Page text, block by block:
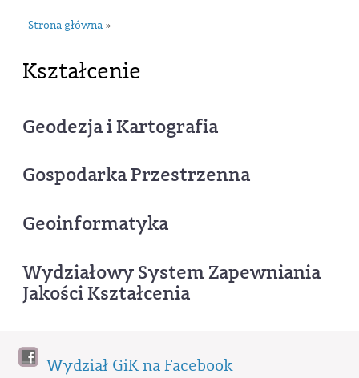
Strona główna »
Kształcenie
Geodezja i Kartografia
Gospodarka Przestrzenna
Geoinformatyka
Wydziałowy System Zapewniania
Jakości Kształcenia
Wydział GiK na Facebook